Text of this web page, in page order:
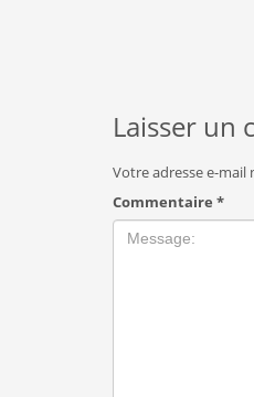
Laisser un
Votre adresse e-mail
Commentaire *